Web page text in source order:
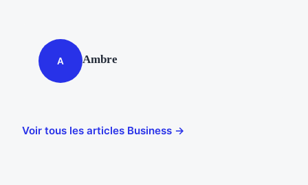
A Ambre
Voir tous les articles Business →